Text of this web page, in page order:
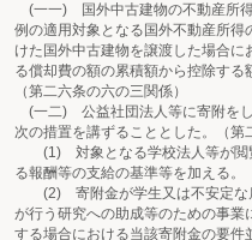
(一一) 国外中古建物の不動産所
例の適用対象となる国外不動産所
けた国外中古建物を譲渡した場合
る償却費の額の累積額から控除する
（第二六条の六の三関係）
(一二) 公益社団法人等に寄附をし
次の措置を講ずることとした。（第
(1) 対象となる学校法人等が閲
る報酬等の支給の基準等を加える。
(2) 寄附金が学生又は不安定な
が行う研究への助成等のための事
する場合における当該寄附金の要件